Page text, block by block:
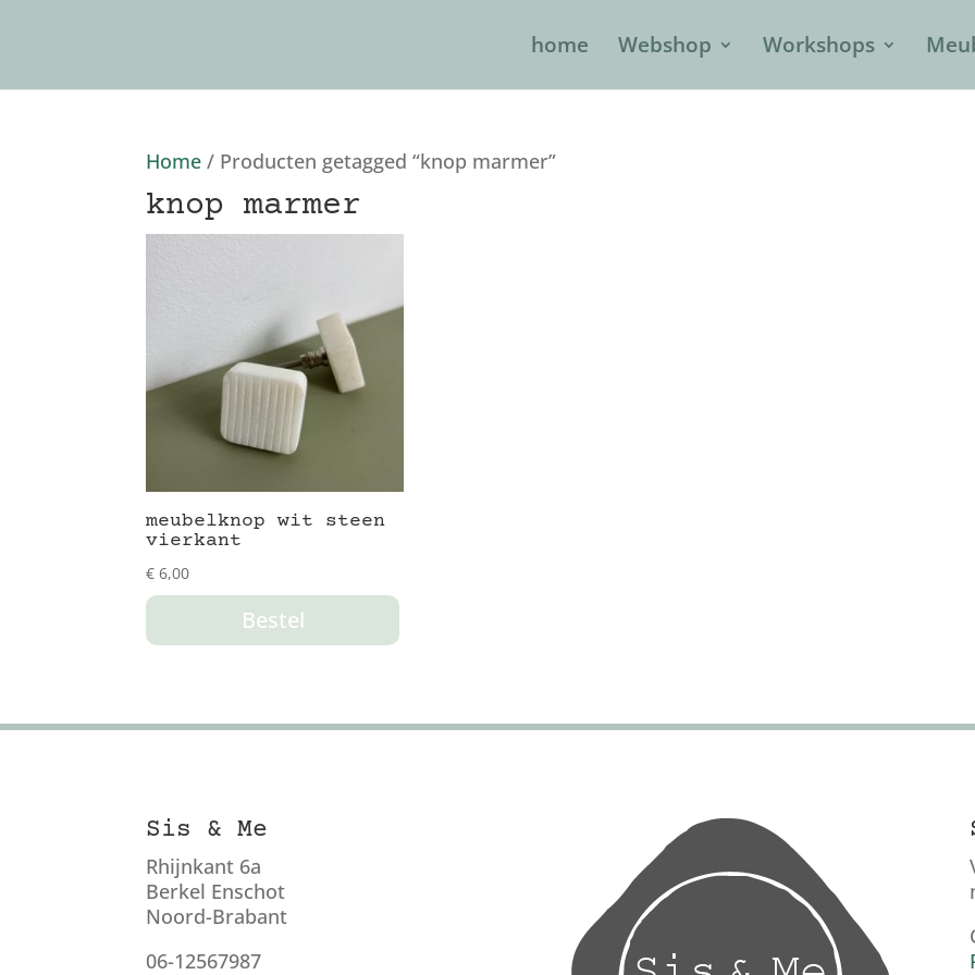
home Webshop Workshops
Home / Producten getagged “knop marmer”
knop marmer
meubelknop wit steen
vierkant
€ 6,00
Bestel
Sis & Me
Rhijnkant 6a
Berkel Enschot
Noord-Brabant
06-12567987